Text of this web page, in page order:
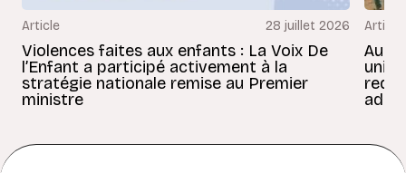
Article 28 juillet 2026
Violences faites aux enfants : La Voix De
l’Enfant a participé activement à la
stratégie nationale remise au Premier
ministre
Article
Au